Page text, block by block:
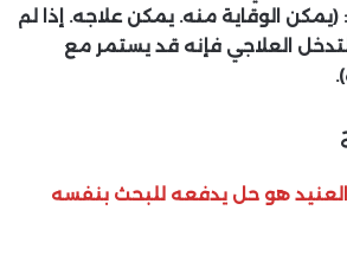
(يمكن الوقاية منه. يمكن علاجه. إذا لم
العلاجي فإنه قد يستمر مع
هو حل يدفعه للبحث بنفسه